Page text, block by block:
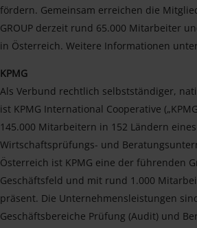
fördern. Gemeinsam erreichen die
GROUP derzeit rund 65.000 Mitarbeiter
in Österreich. Weitere Informationen
KPMG
Als Verbund rechtlich selbstständiger,
ist KPMG International Cooperative
145.000 Mitarbeitern in 152 Ländern
Wirtschaftsprüfungs- und
Österreich ist KPMG eine der führenden
Geschäftsfeld und mit rund 1.000
präsent. Die Unternehmensleistungen
Geschäftsbereiche Prüfung (Audit) und